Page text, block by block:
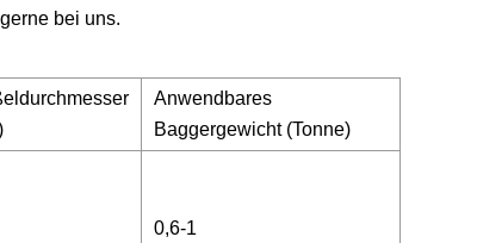
bei uns.
Anwendbares
Baggergewicht (Tonne)
0,6-1